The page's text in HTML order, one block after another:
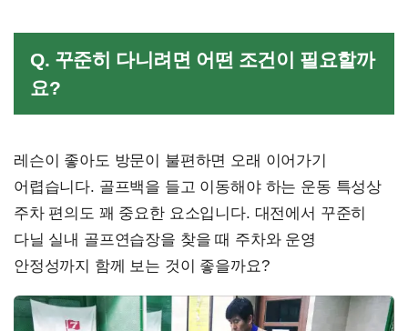
Q. 꾸준히 다니려면 어떤 조건이 필요할까
요?
레슨이 좋아도 방문이 불편하면 오래 이어가기
어렵습니다. 골프백을 들고 이동해야 하는 운동 특성상
주차 편의도 꽤 중요한 요소입니다. 대전에서 꾸준히
다닐 실내 골프연습장을 찾을 때 주차와 운영
안정성까지 함께 보는 것이 좋을까요?